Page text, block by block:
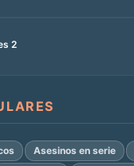
2
Asesinos en serie